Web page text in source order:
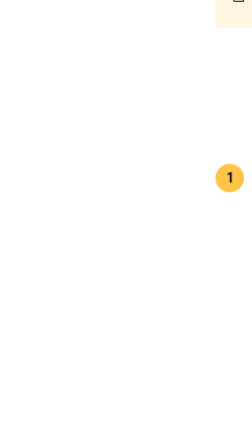
1